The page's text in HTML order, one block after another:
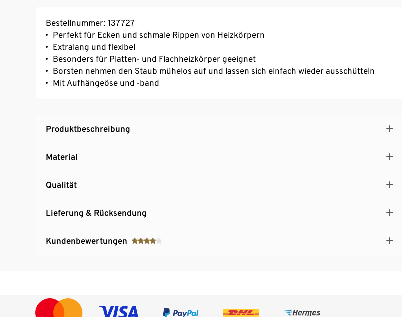
Bestellnummer: 137727
Perfekt für Ecken und schmale Rippen von Heizkörpern
Extralang und flexibel
Besonders für Platten- und Flachheizkörper geeignet
Borsten nehmen den Staub mühelos auf und lassen sich einfach wieder ausschütteln
Mit Aufhängeöse und -band
Produktbeschreibung
Material
Qualität
Lieferung & Rücksendung
Kundenbewertungen